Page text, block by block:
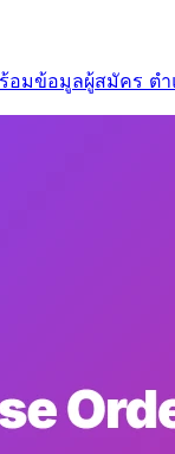
มข้อมูลผู้สมัคร ตำ